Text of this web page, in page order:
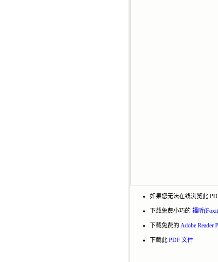
如果您无法在线浏览此
下载免费小巧的 福昕
下载免费的 Adobe Reader
下载此 PDF 文件